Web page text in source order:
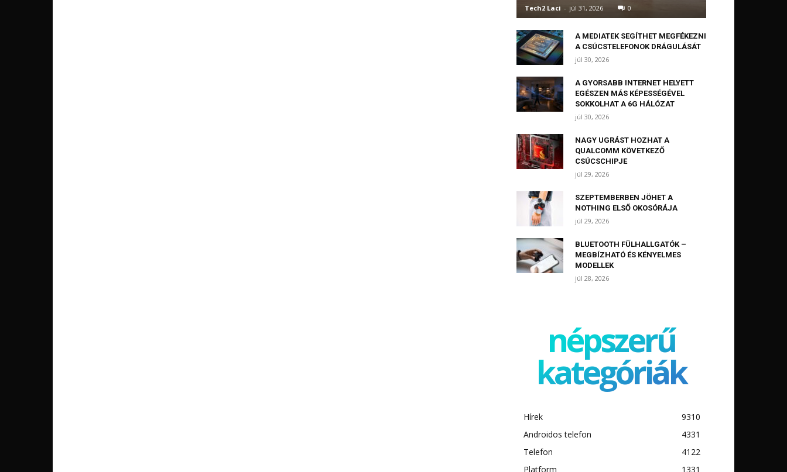
Tech2 Laci - júl 31, 2026 0
A MEDIATEK SEGÍTHET MEGFÉKEZNI
A CSÚCSTELEFONOK DRÁGULÁSÁT
júl 30, 2026
A GYORSABB INTERNET HELYETT
EGÉSZEN MÁS KÉPESSÉGÉVEL
SOKKOLHAT A 6G HÁLÓZAT
júl 30, 2026
NAGY UGRÁST HOZHAT A
QUALCOMM KÖVETKEZŐ
CSÚCSCHIPJE
júl 29, 2026
SZEPTEMBERBEN JÖHET A
NOTHING ELSŐ OKOSÓRÁJA
júl 29, 2026
BLUETOOTH FÜLHALLGATÓK –
MEGBÍZHATÓ ÉS KÉNYELMES
MODELLEK
júl 28, 2026
népszerű
kategóriák
Hírek
9310
Androidos telefon
4331
Telefon
4122
Platform
1331